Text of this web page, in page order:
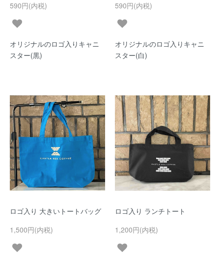
590円(内税)
オリジナルのロゴ入りキャニ
スター(黒)
590円(内税)
オリジナルのロゴ入りキャニ
スター(白)
ロゴ入り 大きいトートバッグ
1,500円(内税)
ロゴ入り ランチトート
1,200円(内税)